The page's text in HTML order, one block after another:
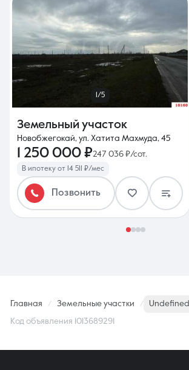
1/5
Земельный участок
Новобжегокай, ул. Хатита Махмуда, 45
1 250 000 ₽247 036 ₽/сот.
В ипотеку от 14 511 ₽/мес
Позвонить
Главная Земельные участки Undefined
Код объявления 1013689291